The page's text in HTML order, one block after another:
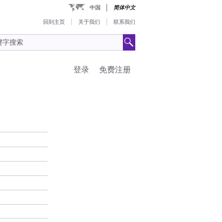
中国 简体中文
回到主页 关于我们 联系我们
免费注册
登录